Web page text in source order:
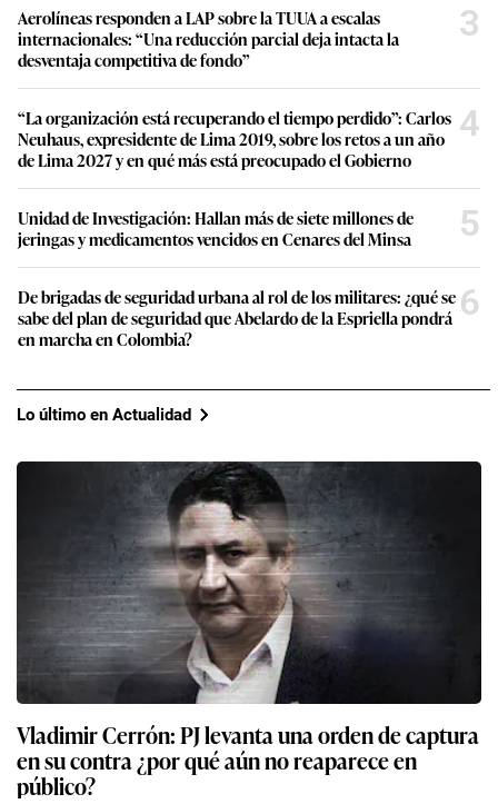
Aerolíneas responden a LAP sobre la TUUA a escalas
internacionales: “Una reducción parcial deja intacta la
desventaja competitiva de fondo”
3
“La organización está recuperando el tiempo perdido”: Carlos
Neuhaus, expresidente de Lima 2019, sobre los retos a un año
de Lima 2027 y en qué más está preocupado el Gobierno
4
Unidad de Investigación: Hallan más de siete millones de
jeringas y medicamentos vencidos en Cenares del Minsa
5
De brigadas de seguridad urbana al rol de los militares: ¿qué se
sabe del plan de seguridad que Abelardo de la Espriella pondrá
en marcha en Colombia?
6
Lo último en Actualidad
Vladimir Cerrón: PJ levanta una orden de captura
en su contra ¿por qué aún no reaparece en
público?